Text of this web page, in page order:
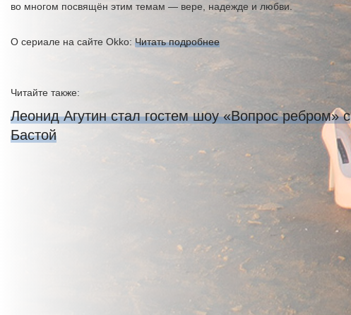
во многом посвящён этим темам — вере, надежде и любви.
О сериале на сайте Okko: Читать подробнее
Читайте также:
Леонид Агутин стал гостем шоу «Вопрос ребром» с
Бастой